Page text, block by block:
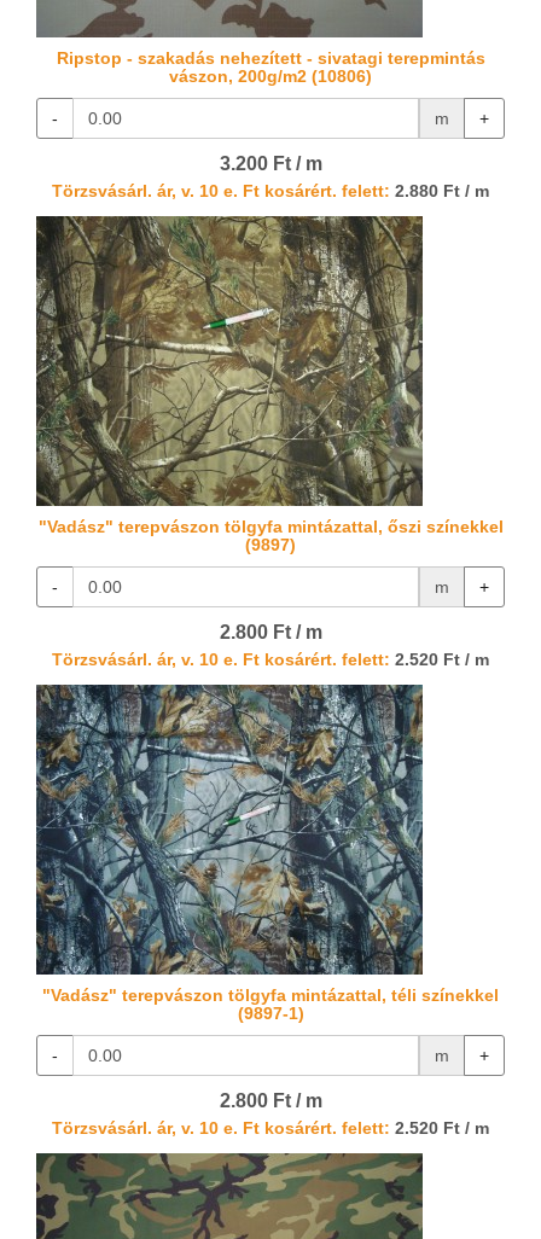
Ripstop - szakadás nehezített - sivatagi terepmintás
vászon, 200g/m2 (10806)
- m +
3.200 Ft / m
Törzsvásárl. ár, v. 10 e. Ft kosárért. felett: 2.880 Ft / m
"Vadász" terepvászon tölgyfa mintázattal, őszi színekkel
(9897)
- m +
2.800 Ft / m
Törzsvásárl. ár, v. 10 e. Ft kosárért. felett: 2.520 Ft / m
"Vadász" terepvászon tölgyfa mintázattal, téli színekkel
(9897-1)
- m +
2.800 Ft / m
Törzsvásárl. ár, v. 10 e. Ft kosárért. felett: 2.520 Ft / m